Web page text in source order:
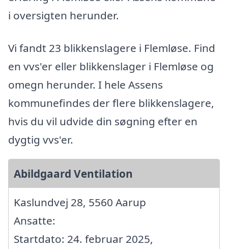
i oversigten herunder.
Vi fandt 23 blikkenslagere i Flemløse. Find
en vvs'er eller blikkenslager i Flemløse og
omegn herunder. I hele Assens
kommunefindes der flere blikkenslagere,
hvis du vil udvide din søgning efter en
dygtig vvs'er.
Abildgaard Ventilation
Kaslundvej 28, 5560 Aarup
Ansatte:
Startdato: 24. februar 2025,